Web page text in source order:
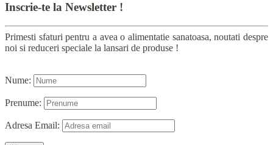
Inscrie-te la Newsletter !
Primesti sfaturi pentru a avea o alimentatie sanatoasa, noutati despre
noi si reduceri speciale la lansari de produse !
Nume:
Prenume:
Adresa Email: